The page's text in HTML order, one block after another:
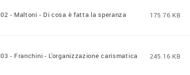
02 - Maltoni - Di cosa è fatta la speranza 175.76 KB
03 - Franchini - L'organizzazione carismatica 245.16 KB